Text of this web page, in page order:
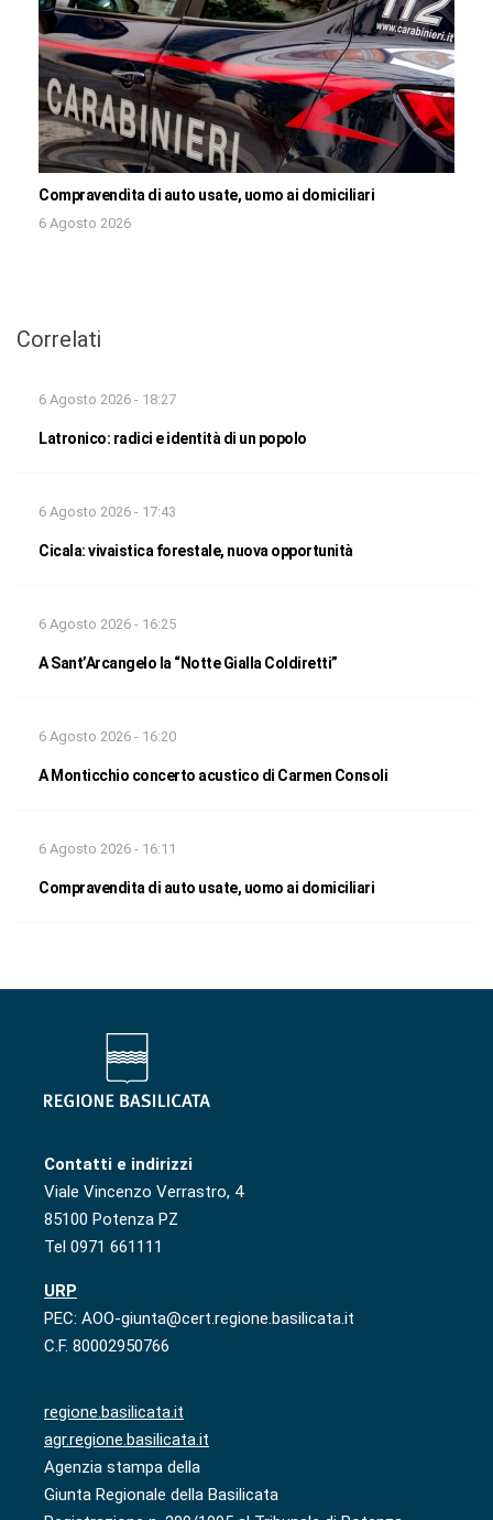
Compravendita di auto usate, uomo ai domiciliari
6 Agosto 2026
Correlati
6 Agosto 2026 - 18:27
Latronico: radici e identità di un popolo
6 Agosto 2026 - 17:43
Cicala: vivaistica forestale, nuova opportunità
6 Agosto 2026 - 16:25
A Sant’Arcangelo la “Notte Gialla Coldiretti”
6 Agosto 2026 - 16:20
A Monticchio concerto acustico di Carmen Consoli
6 Agosto 2026 - 16:11
Compravendita di auto usate, uomo ai domiciliari
Contatti e indirizzi
Viale Vincenzo Verrastro, 4
85100 Potenza PZ
Tel 0971 661111
URP
PEC: AOO-giunta@cert.regione.basilicata.it
C.F. 80002950766
regione.basilicata.it
agr.regione.basilicata.it
Agenzia stampa della
Giunta Regionale della Basilicata